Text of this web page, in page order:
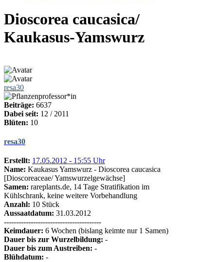
Dioscorea caucasica/
Kaukasus-Yamswurz
resa30
Beiträge: 6637
Dabei seit: 12 / 2011
Blüten: 10
resa30
Erstellt: 17.05.2012 - 15:55 Uhr
Name: Kaukasus Yamswurz - Dioscorea caucasica
[Dioscoreaceae/ Yamswurzelgewächse]
Samen: rareplants.de, 14 Tage Stratifikation im
Kühlschrank, keine weitere Vorbehandlung
Anzahl: 10 Stück
Aussaatdatum: 31.03.2012
----------------------------------------
Keimdauer: 6 Wochen (bislang keimte nur 1 Samen)
Dauer bis zur Wurzelbildung: -
Dauer bis zum Austreiben: -
Blühdatum: -